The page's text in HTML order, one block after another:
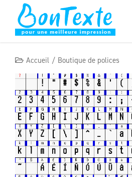
content
Accueil Boutique de polices